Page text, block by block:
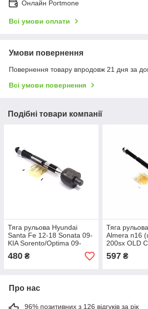
Онлайн Portmone
Всі умови оплати
Умови повернення
Повернення товару впродовж 21 дня за
Всі умови повернення
Подібні товари компанії
Тяга рульова Hyundai
Santa Fe 12-18 Sonata 09-
KIA Sorento/Optima 09-
OLD CRKH-45 (вир-во
CTR), арт.CR0287
480 ₴
Тяга
Almera n16
200sx OLD
во CTR),
597₴
Про нас
96% позитивних з 126 відгуків за рік